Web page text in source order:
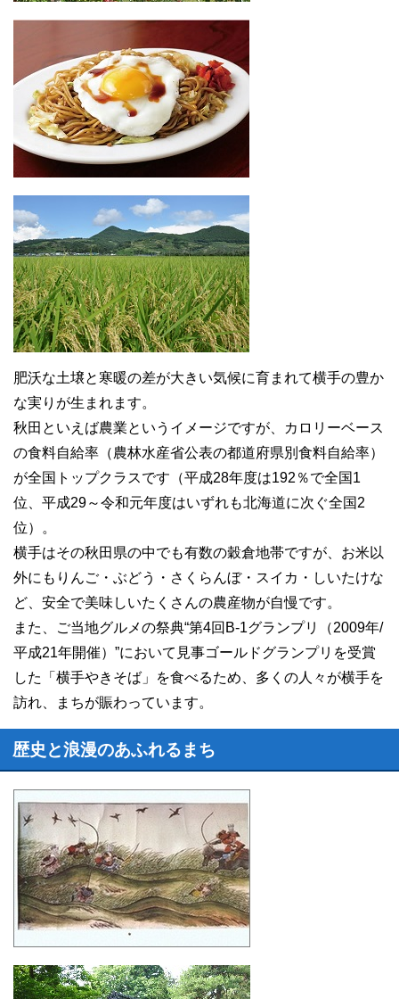
肥沃な土壌と寒暖の差が大きい気候に育まれて横手の豊か
な実りが生まれます。
秋田といえば農業というイメージですが、カロリーベース
の食料自給率（農林水産省公表の都道府県別食料自給率）
が全国トップクラスです（平成28年度は192％で全国1
位、平成29～令和元年度はいずれも北海道に次ぐ全国2
位）。
横手はその秋田県の中でも有数の穀倉地帯ですが、お米以
外にもりんご・ぶどう・さくらんぼ・スイカ・しいたけな
ど、安全で美味しいたくさんの農産物が自慢です。
また、ご当地グルメの祭典“第4回B-1グランプリ（2009年/
平成21年開催）”において見事ゴールドグランプリを受賞
した「横手やきそば」を食べるため、多くの人々が横手を
訪れ、まちが賑わっています。
歴史と浪漫のあふれるまち